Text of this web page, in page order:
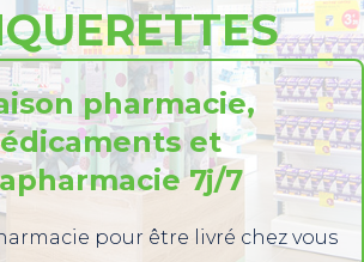
pharmacie,
et
7j/7
pour être livré chez vous